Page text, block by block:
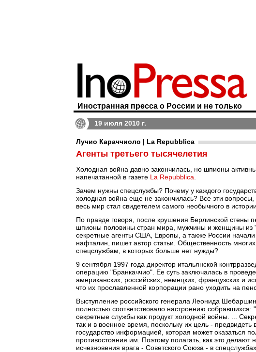
Иностранная пресса о России и не только
19 июля 2010 г.
Лучио Караччиоло | La Repubblica
Агенты третьего тысячелетия
Холодная война давно закончилась, но шпионы
напечатанной в газете La Repubblica
Зачем нужны спецслужбы? Почему у каждого
холодная война еще не закончилась? Все эти
весь мир стал свидетелем самого необычного в
По правде говоря, после крушения Берлинской стены
шпионы половины стран мира, мужчины и женщины из
секретные агенты США, Европы, а также России начали
нафталин, пишет автор статьи. Общественность
спецслужбам, в которых больше нет нужды?
9 сентября 1997 года директор итальянской
операцию "Бранкаччио". Ее суть заключалась в
американских, российских, немецких, французских и
что их прославленной корпорации рано уходить на
Выступление российского генерала Леонида
полностью соответствовало настроению
секретные службы как продукт холодной войны. ...
так и в военное время, поскольку их цель -
государство информацией, которая может оказаться
противостояния им. Поэтому полагать, как это делают
исчезновения врага - Советского Союза - в